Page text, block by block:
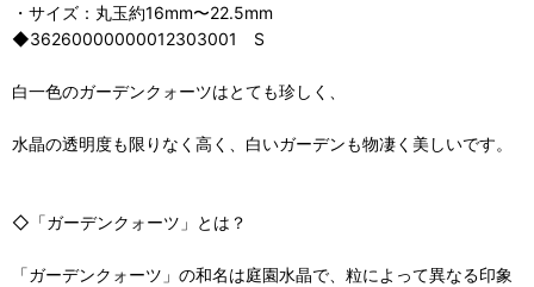
・サイズ：丸玉約16mm〜22.5mm
◆36260000000012303001 S
白一色のガーデンクォーツはとても珍しく、
水晶の透明度も限りなく高く、白いガーデンも物凄く美しいです。
◇「ガーデンクォーツ」とは？
「ガーデンクォーツ」の和名は庭園水晶で、粒によって異なる印象